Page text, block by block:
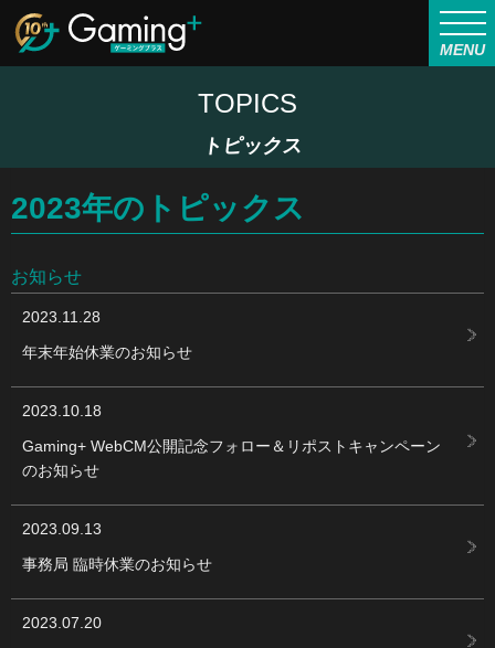
MENU
TOPICS
トピックス
2023年のトピックス
お知らせ
2023.11.28
年末年始休業のお知らせ
2023.10.18
Gaming+ WebCM公開記念フォロー＆リポストキャンペーン
のお知らせ
2023.09.13
事務局 臨時休業のお知らせ
2023.07.20